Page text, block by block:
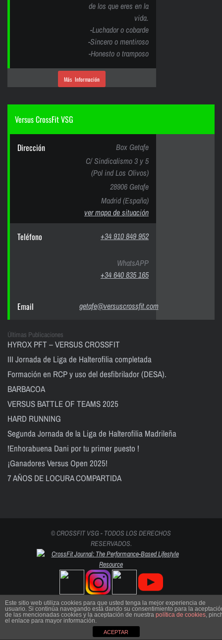
de los que eres en la
vida.
-Luchador o cobarde
-Sincero o mentiroso
-Honesto o tramposo
Más Información
Versus CrossFit VSG
Dirección
Box Getafe
C/ Sindicalismo 3 y 5
(Pol ind Los Olivos)
28906 Getafe
Madrid (España)
ver mapa de situación
Teléfono +34 910 849 952
WhatsAPP
+34 640 835 165
Email getafe@versuscrossfit.com
Últimas Publicaciones
HYROX PFT – VERSUS CROSSFIT
III Jornada de Liga de Halterofilia completada
Formación en RCP y uso del desfibrilador (DESA).
BARBACOA
VERSUS BATTLE OF TEAMS 2025
HARD RUNNING
Segunda Jornada de la Liga de Halterofilia Madrileña
!Enhorabuena Dani por tu primer puesto !
¡Ganadores Versus Open 2025!
7 AÑOS DE LOCURA COMPARTIDA
© CROSSFIT VSG - TODOS LOS DERECHOS
RESERVADOS.
Este sitio web utiliza cookies para que usted tenga la mejor experiencia de
usuario. Si continúa navegando está dando su consentimiento para la
de las mencionadas cookies y la aceptación de nuestra política de cookies,
el enlace para mayor información.
ACEPTAR